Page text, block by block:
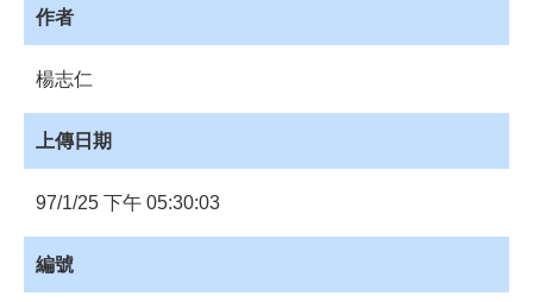
購
管
作者
楊志仁
上傳日期
97/1/25 下午 05:30:03
編號